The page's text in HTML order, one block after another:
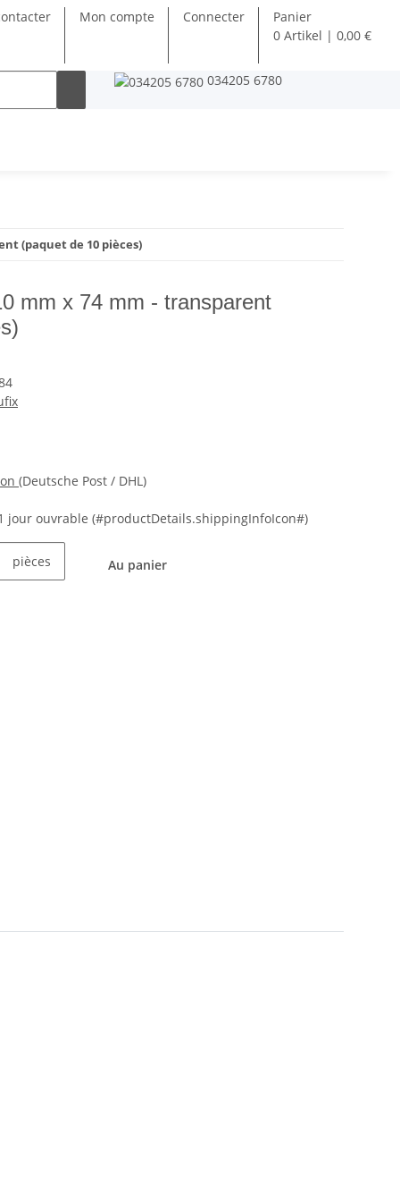
Mon compte Connecter
Panier
0 Artikel | 0,00 €
034205 6780
(paquet de 10 pièces)
mm x 74 mm - transparent
(Deutsche Post / DHL)
jour ouvrable (#productDetails.shippingInfoIcon#)
pièces Au panier